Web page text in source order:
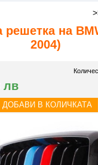
решетка на
2004)
лв